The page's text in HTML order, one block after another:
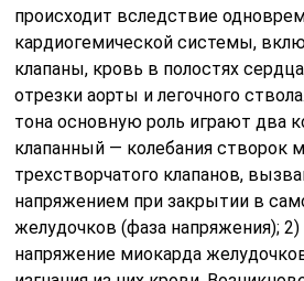
происходит вследствие
кардиогемической системы,
клапаны, кровь в полостях
отрезки аорты и легочного
тона основную роль играют два
клапанный — колебания створок
трехстворчатого клапанов,
напряжением при закрытии в
желудочков (фаза напряжения);
напряжение миокарда